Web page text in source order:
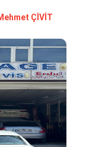
ÇİVİT